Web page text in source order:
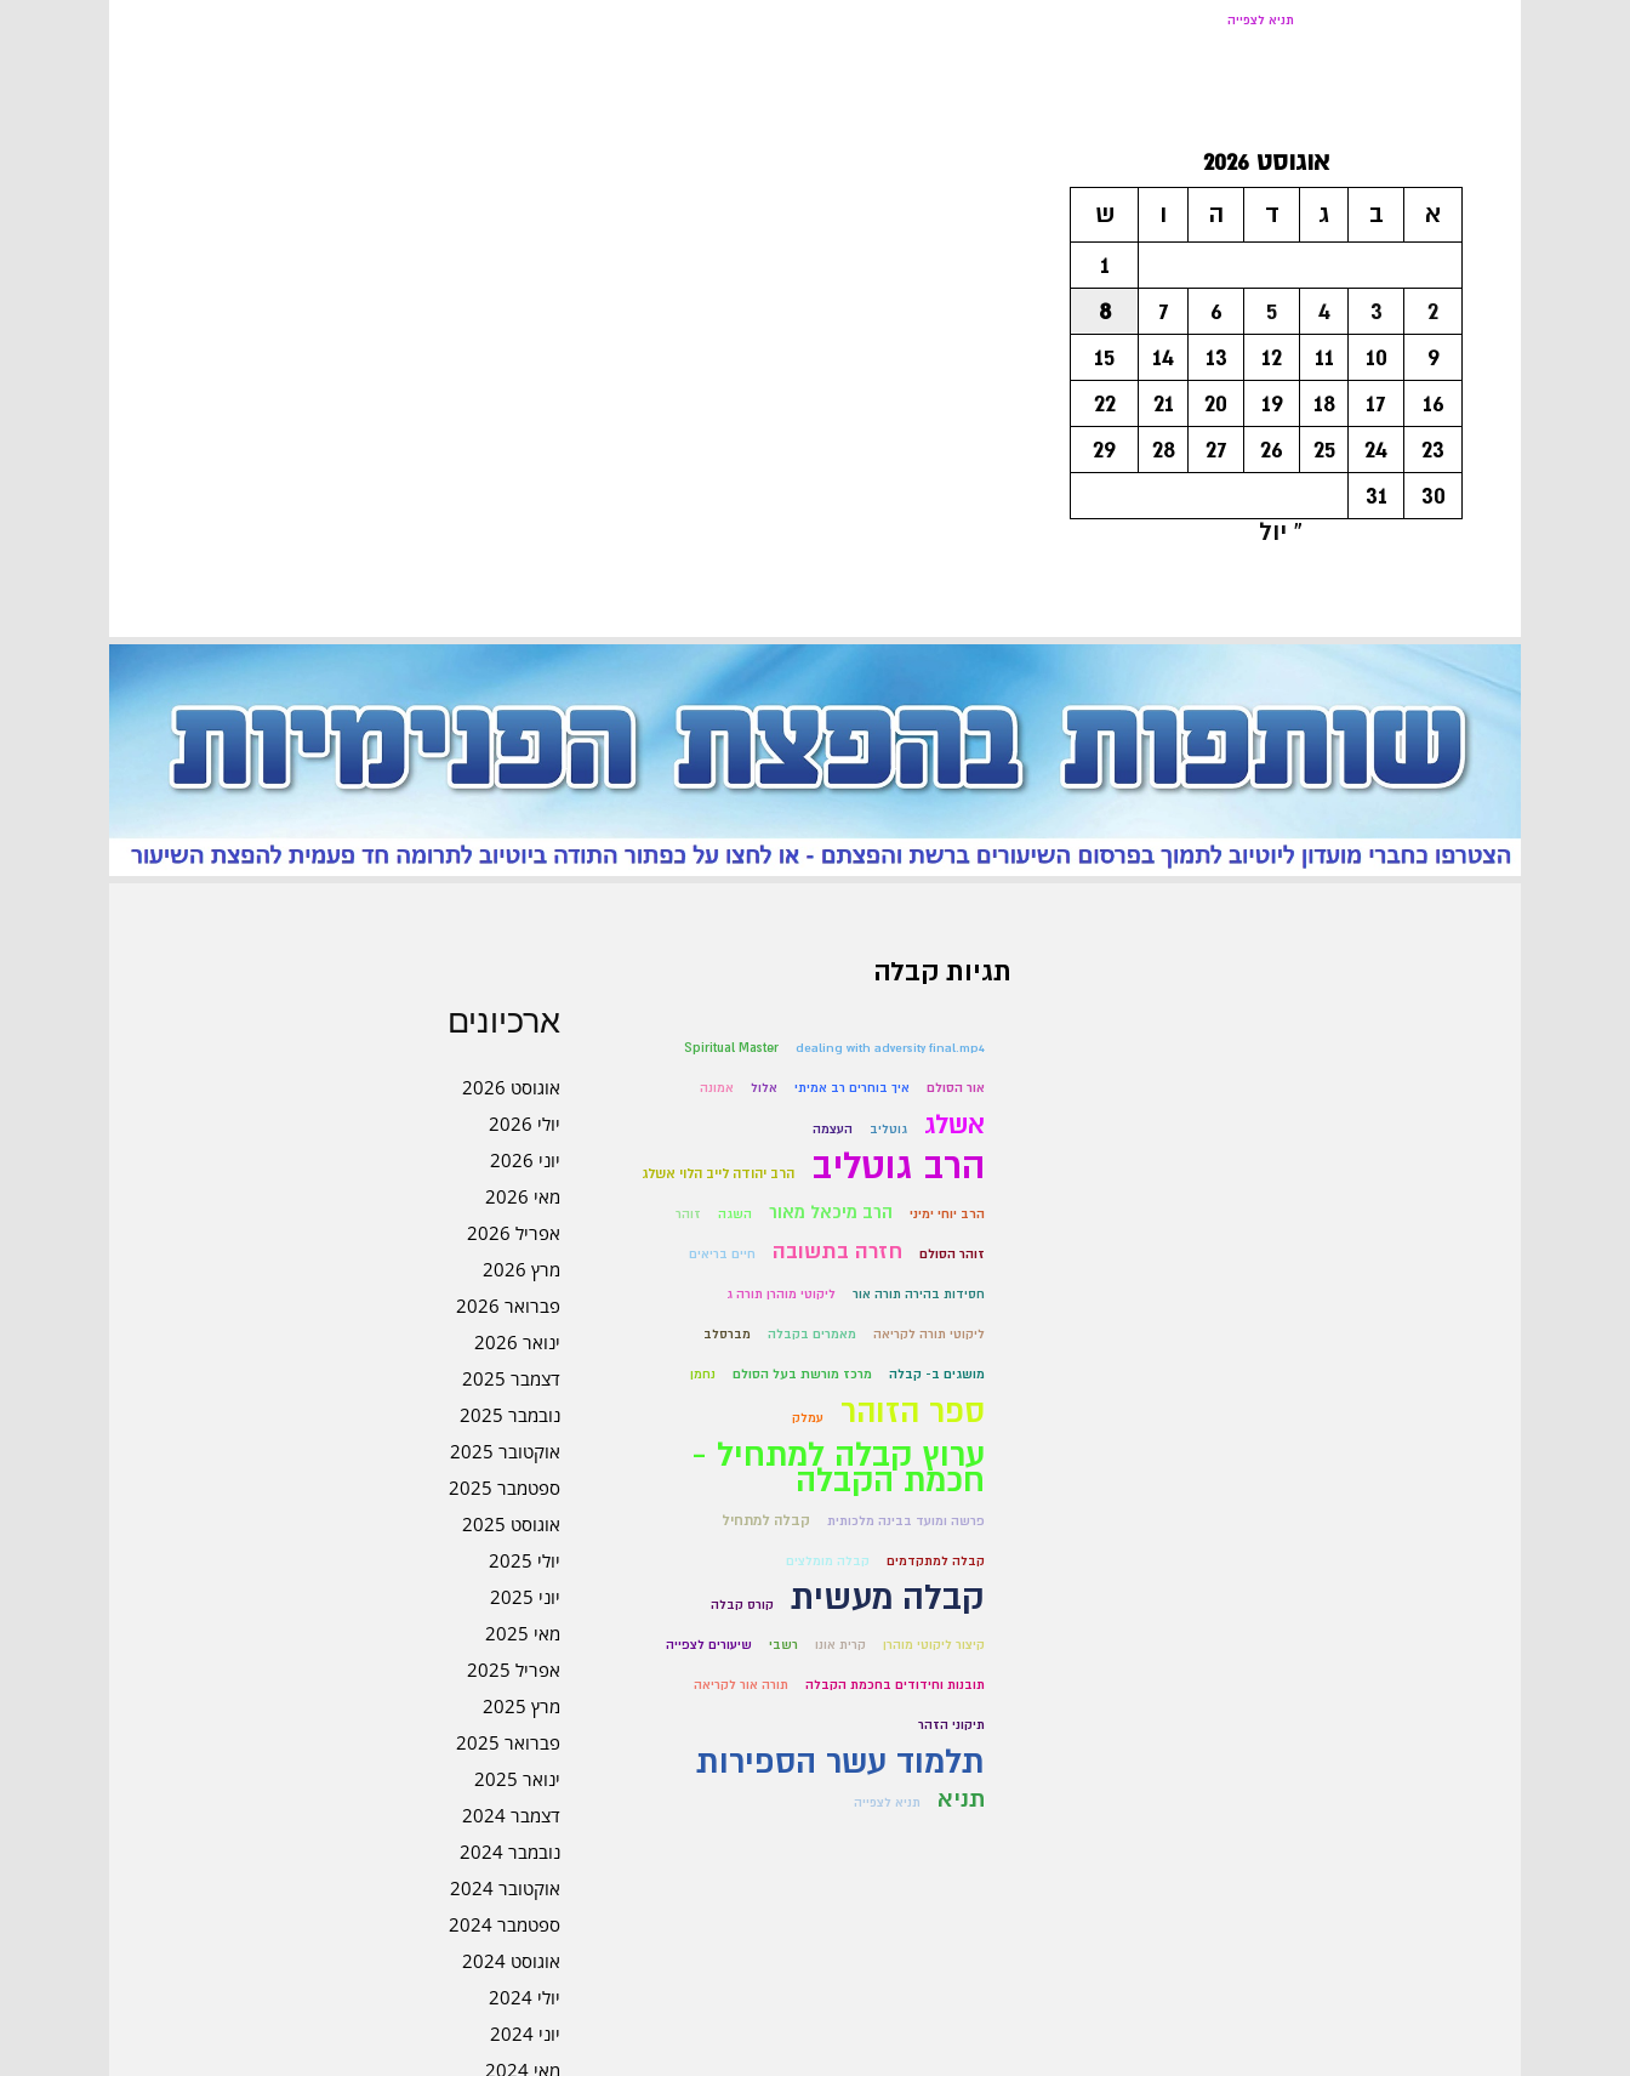
תניא לצפייה
אוגוסט 2026
א
ב ג ד ה ו
ש
1
2
3
4
5
6
7
8
9
10
11
12
13
14
15
16
17
18
19
20
21
22
23
24
25
26
27
28
29
30
31
« יול
ארכיונים
אוגוסט 2026
יולי 2026
יוני 2026
מאי 2026
אפריל 2026
מרץ 2026
פברואר 2026
ינואר 2026
דצמבר 2025
נובמבר 2025
אוקטובר 2025
ספטמבר 2025
אוגוסט 2025
יולי 2025
יוני 2025
מאי 2025
אפריל 2025
מרץ 2025
פברואר 2025
ינואר 2025
דצמבר 2024
נובמבר 2024
אוקטובר 2024
ספטמבר 2024
אוגוסט 2024
יולי 2024
יוני 2024
מאי 2024
תגיות קבלה
dealing with adversity final.mp4
Spiritual Master
אור הסולם איך בוחרים רב אמיתי אלול אמונה
אשלג גוטליב העצמה
הרב גוטליב הרב יהודה לייב הלוי אשלג
הרב יוחי ימיני הרב מיכאל מאור השגה זוהר
זוהר הסולם חזרה בתשובה חיים בריאים
חסידות בהירה תורה אור ליקוטי מוהרן תורה ג
ליקוטי תורה לקריאה מאמרים בקבלה מברסלב
מושגים ב- קבלה מרכז מורשת בעל הסולם נחמן
ספר הזוהר עמלק
ערוץ קבלה למתחיל -
חכמת הקבלה
פרשה ומועד בבינה מלכותית קבלה למתחיל
קבלה למתקדמים קבלה מומלצים
קבלה מעשית קורס קבלה
קיצור ליקוטי מוהרן קרית אונו רשבי שיעורים לצפייה
תובנות וחידודים בחכמת הקבלה תורה אור לקריאה
תיקוני הזהר
תלמוד עשר הספירות
תניא תניא לצפייה